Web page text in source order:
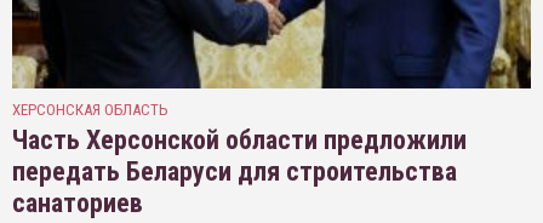
ХЕРСОНСКАЯ ОБЛАСТЬ
Часть Херсонской области предложили
передать Беларуси для строительства
санаториев